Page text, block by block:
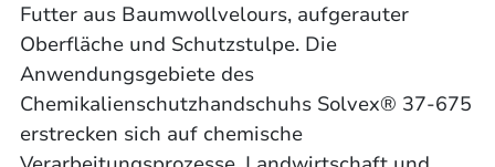
Futter aus Baumwollvelours, aufgerauter
Oberfläche und Schutzstulpe. Die
Anwendungsgebiete des
Chemikalienschutzhandschuhs Solvex® 37-675
erstrecken sich auf chemische